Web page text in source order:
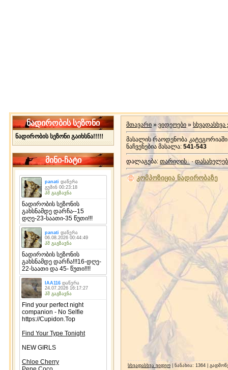
ნადირობის სეზონი
ნადირობის სეზონი გაიხსნა!!!!!
მინი-ჩატი
მთავარი » ვიდეოები »
მასალის რაოდენობა კატეგორიაში
ნაჩვენებია მასალა: 541-543
დალაგება: თარიღის ·
კომპოზიცია ნადირობაზე
სხვადასხვა ვიდეო | ნანახია: 1364 |